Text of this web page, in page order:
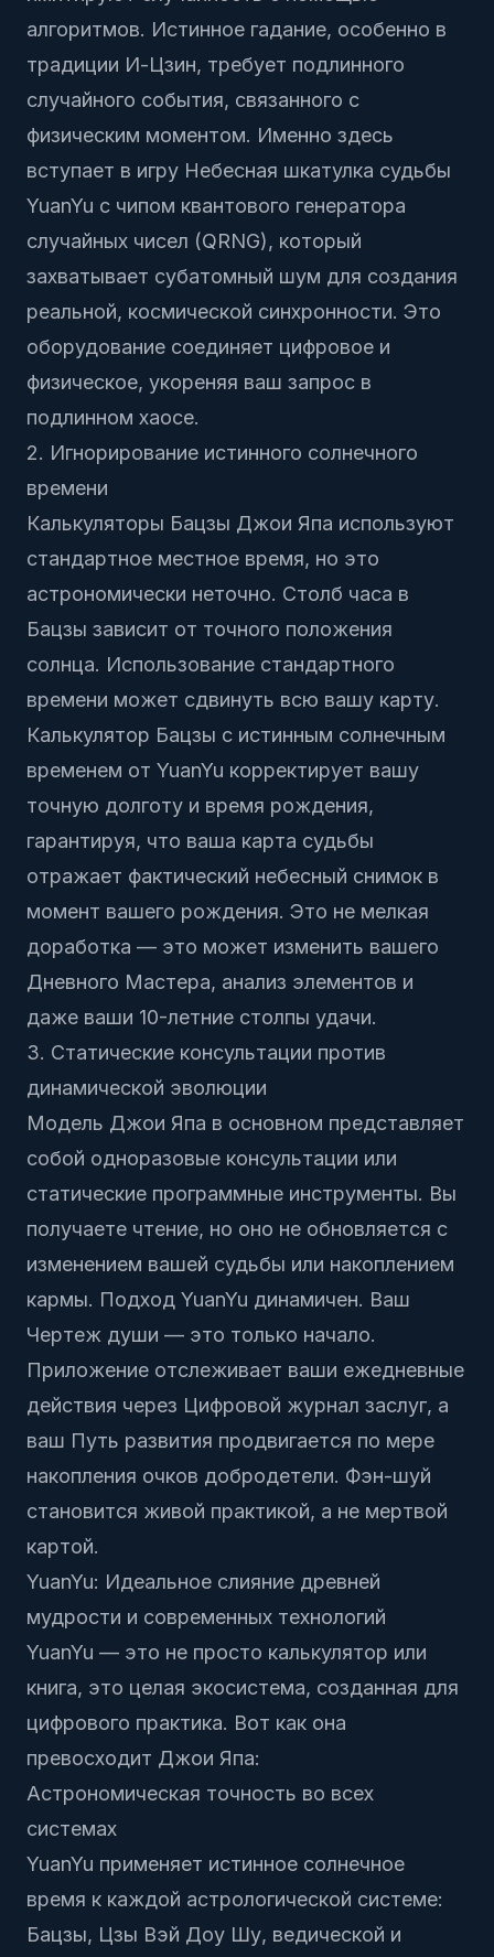
алгоритмов. Истинное гадание, особенно в
традиции И-Цзин, требует подлинного
случайного события, связанного с
физическим моментом. Именно здесь
вступает в игру Небесная шкатулка судьбы
YuanYu с чипом квантового генератора
случайных чисел (QRNG), который
захватывает субатомный шум для создания
реальной, космической синхронности. Это
оборудование соединяет цифровое и
физическое, укореняя ваш запрос в
подлинном хаосе.
2. Игнорирование истинного солнечного
времени
Калькуляторы Бацзы Джои Япа используют
стандартное местное время, но это
астрономически неточно. Столб часа в
Бацзы зависит от точного положения
солнца. Использование стандартного
времени может сдвинуть всю вашу карту.
Калькулятор Бацзы с истинным солнечным
временем от YuanYu корректирует вашу
точную долготу и время рождения,
гарантируя, что ваша карта судьбы
отражает фактический небесный снимок в
момент вашего рождения. Это не мелкая
доработка — это может изменить вашего
Дневного Мастера, анализ элементов и
даже ваши 10-летние столпы удачи.
3. Статические консультации против
динамической эволюции
Модель Джои Япа в основном представляет
собой одноразовые консультации или
статические программные инструменты. Вы
получаете чтение, но оно не обновляется с
изменением вашей судьбы или накоплением
кармы. Подход YuanYu динамичен. Ваш
Чертеж души — это только начало.
Приложение отслеживает ваши ежедневные
действия через Цифровой журнал заслуг, а
ваш Путь развития продвигается по мере
накопления очков добродетели. Фэн-шуй
становится живой практикой, а не мертвой
картой.
YuanYu: Идеальное слияние древней
мудрости и современных технологий
YuanYu — это не просто калькулятор или
книга, это целая экосистема, созданная для
цифрового практика. Вот как она
превосходит Джои Япа:
Астрономическая точность во всех
системах
YuanYu применяет истинное солнечное
время к каждой астрологической системе:
Бацзы, Цзы Вэй Доу Шу, ведической и